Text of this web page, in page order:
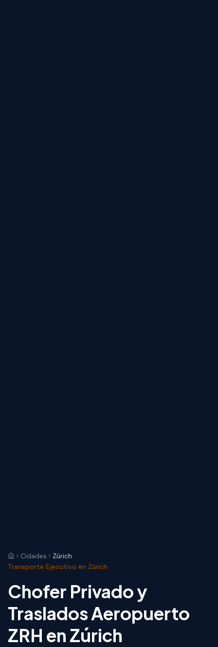
Cidades
Zúrich
Transporte Ejecutivo en Zúrich
Chofer Privado y
Traslados Aeropuerto
ZRH en Zúrich